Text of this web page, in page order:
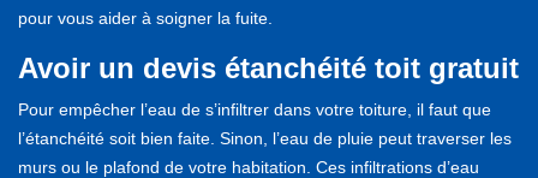
pour vous aider à soigner la fuite.
Avoir un devis étanchéité toit gratuit
Pour empêcher l’eau de s’infiltrer dans votre toiture, il faut que
l’étanchéité soit bien faite. Sinon, l’eau de pluie peut traverser les
murs ou le plafond de votre habitation. Ces infiltrations d’eau